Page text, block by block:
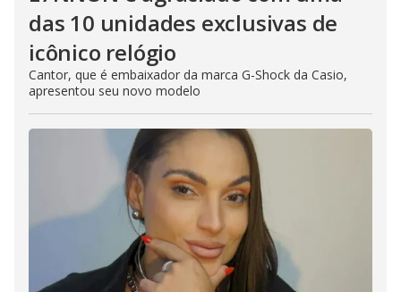
das 10 unidades exclusivas de
icônico relógio
Cantor, que é embaixador da marca G-Shock da Casio,
apresentou seu novo modelo